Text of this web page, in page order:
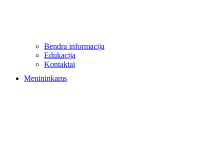
Bendra informacija
Edukacija
Kontaktai
Menininkams